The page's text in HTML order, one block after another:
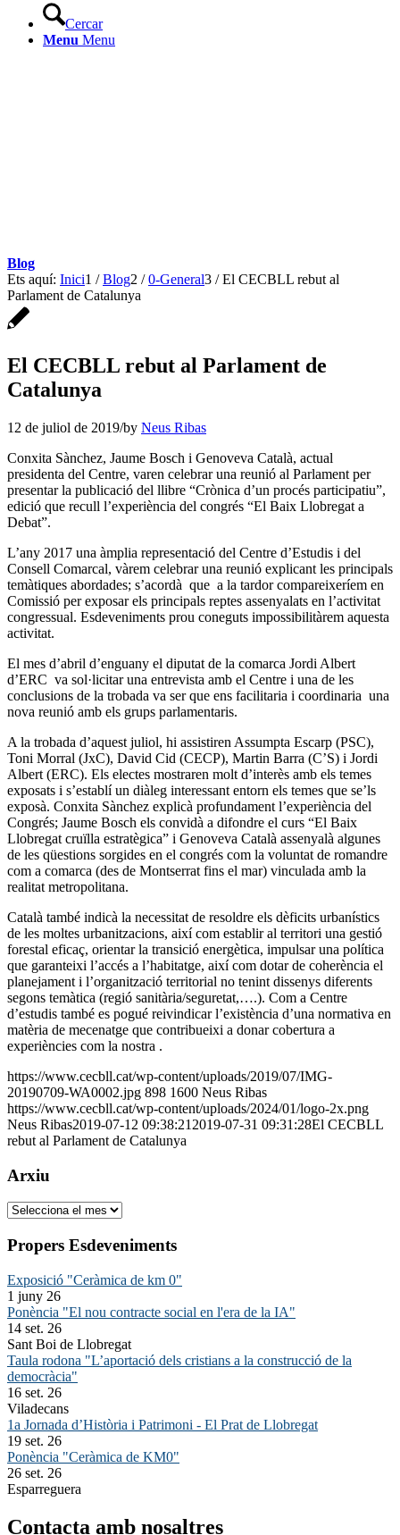
Cercar
Menu Menu
Blog
Ets aquí: Inici1 / Blog2 / 0-General3 / El CECBLL rebut al
Parlament de Catalunya
El CECBLL rebut al Parlament de
Catalunya
12 de juliol de 2019/by Neus Ribas
Conxita Sànchez, Jaume Bosch i Genoveva Català, actual
presidenta del Centre, varen celebrar una reunió al Parlament per
presentar la publicació del llibre “Crònica d’un procés participatiu”,
edició que recull l’experiència del congrés “El Baix Llobregat a
Debat”.
L’any 2017 una àmplia representació del Centre d’Estudis i del
Consell Comarcal, vàrem celebrar una reunió explicant les principals
temàtiques abordades; s’acordà que a la tardor compareixeríem en
Comissió per exposar els principals reptes assenyalats en l’activitat
congressual. Esdeveniments prou coneguts impossibilitàrem aquesta
activitat.
El mes d’abril d’enguany el diputat de la comarca Jordi Albert
d’ERC va sol·licitar una entrevista amb el Centre i una de les
conclusions de la trobada va ser que ens facilitaria i coordinaria una
nova reunió amb els grups parlamentaris.
A la trobada d’aquest juliol, hi assistiren Assumpta Escarp (PSC),
Toni Morral (JxC), David Cid (CECP), Martin Barra (C’S) i Jordi
Albert (ERC). Els electes mostraren molt d’interès amb els temes
exposats i s’establí un diàleg interessant entorn els temes que se’ls
exposà. Conxita Sànchez explicà profundament l’experiència del
Congrés; Jaume Bosch els convidà a difondre el curs “El Baix
Llobregat cruïlla estratègica” i Genoveva Català assenyalà algunes
de les qüestions sorgides en el congrés com la voluntat de romandre
com a comarca (des de Montserrat fins el mar) vinculada amb la
realitat metropolitana.
Català també indicà la necessitat de resoldre els dèficits urbanístics
de les moltes urbanitzacions, així com establir al territori una gestió
forestal eficaç, orientar la transició energètica, impulsar una política
que garanteixi l’accés a l’habitatge, així com dotar de coherència el
planejament i l’organització territorial no tenint dissenys diferents
segons temàtica (regió sanitària/seguretat,….). Com a Centre
d’estudis també es pogué reivindicar l’existència d’una normativa en
matèria de mecenatge que contribueixi a donar cobertura a
experiències com la nostra .
https://www.cecbll.cat/wp-content/uploads/2019/07/IMG-
20190709-WA0002.jpg 898 1600 Neus Ribas
https://www.cecbll.cat/wp-content/uploads/2024/01/logo-2x.png
Neus Ribas2019-07-12 09:38:21 2019-07-31 09:31:28El CECBLL
rebut al Parlament de Catalunya
Arxiu
Arxiu
Propers Esdeveniments
Exposició "Ceràmica de km 0"
1 juny 26
Ponència "El nou contracte social en l'era de la IA"
14 set. 26
Sant Boi de Llobregat
Taula rodona "L’aportació dels cristians a la construcció de la
democràcia"
16 set. 26
Viladecans
1a Jornada d’Història i Patrimoni - El Prat de Llobregat
19 set. 26
Ponència "Ceràmica de KM0"
26 set. 26
Esparreguera
Contacta amb nosaltres